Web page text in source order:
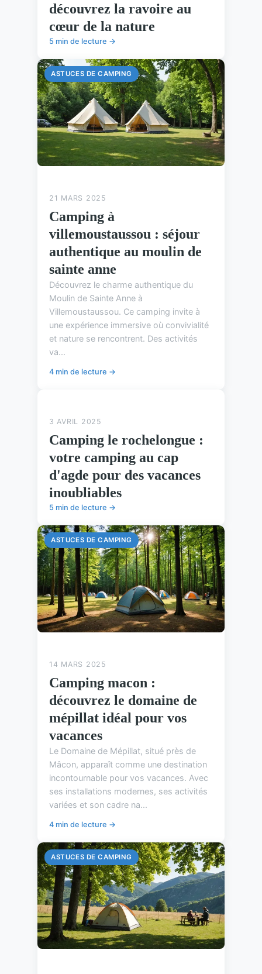
découvrez la ravoire au
cœur de la nature
5 min de lecture →
ASTUCES DE CAMPING
21 MARS 2025
Camping à
villemoustaussou : séjour
authentique au moulin de
sainte anne
Découvrez le charme authentique du
Moulin de Sainte Anne à
Villemoustaussou. Ce camping invite à
une expérience immersive où convivialité
et nature se rencontrent. Des activités
va...
4 min de lecture →
3 AVRIL 2025
Camping le rochelongue :
votre camping au cap
d'agde pour des vacances
inoubliables
5 min de lecture →
ASTUCES DE CAMPING
14 MARS 2025
Camping macon :
découvrez le domaine de
mépillat idéal pour vos
vacances
Le Domaine de Mépillat, situé près de
Mâcon, apparaît comme une destination
incontournable pour vos vacances. Avec
ses installations modernes, ses activités
variées et son cadre na...
4 min de lecture →
ASTUCES DE CAMPING